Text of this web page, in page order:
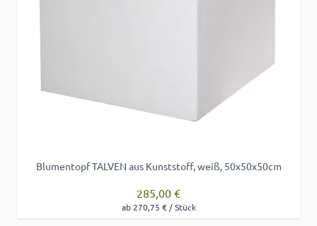
Blumentopf TALVEN aus Kunststoff, weiß, 50x50x50cm
285,00 €
ab 270,75 € / Stück